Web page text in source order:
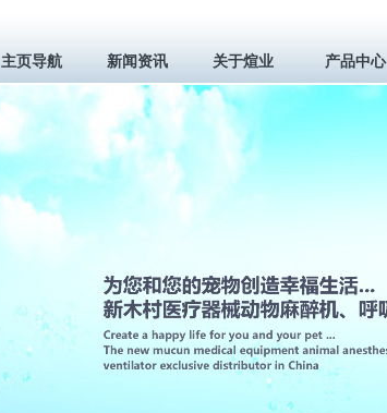
主页导航 新闻资讯 关于煊业 产品中心